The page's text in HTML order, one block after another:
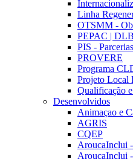
Linha
OTSMM -
PEPAC |
PIS -
PROVERE
Programa
Projeto Local
Qualificação
Desenvolvidos
Animaçao e
AGRIS
CQEP
AroucaInclui
AroucaInclui